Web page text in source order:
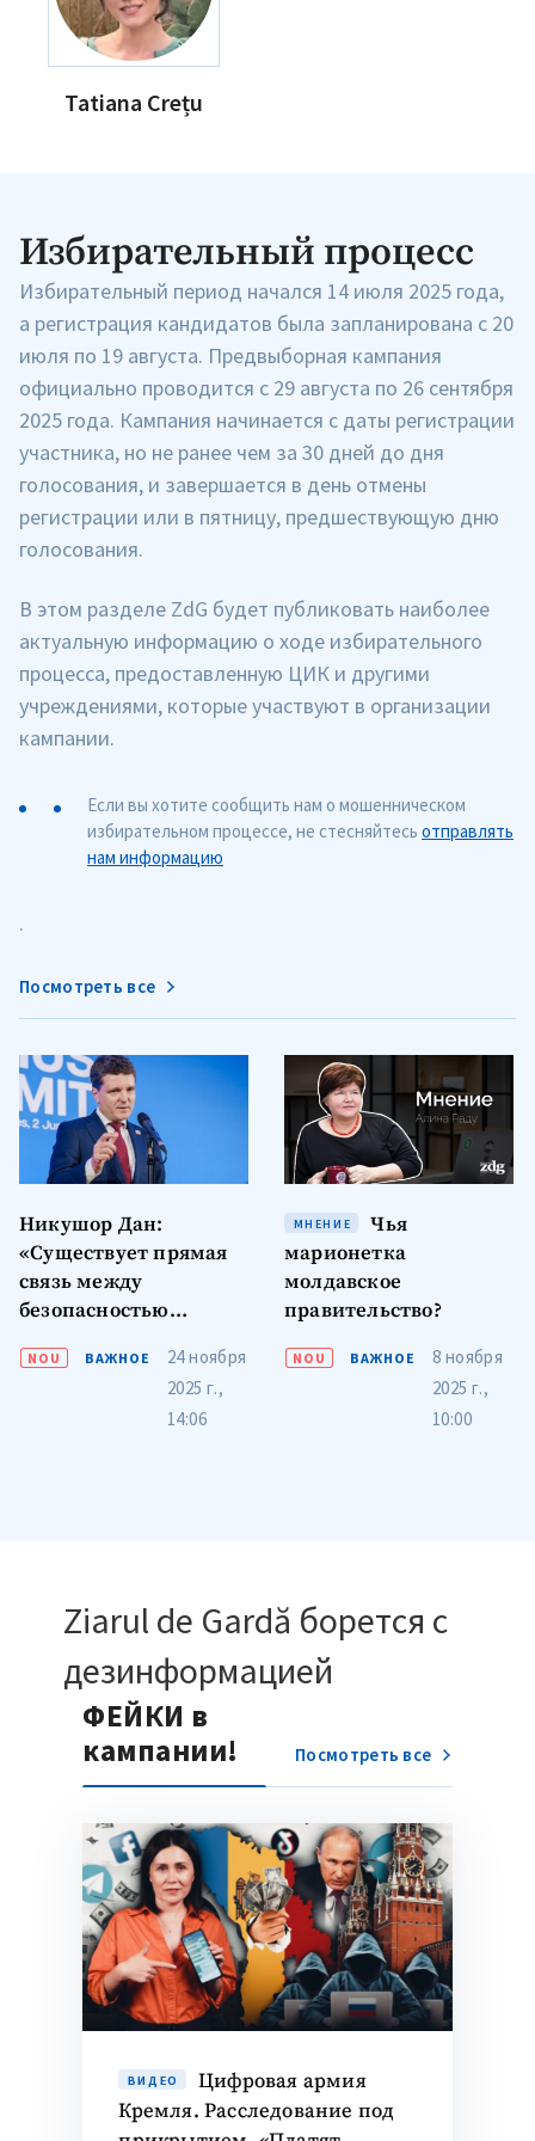
ПОДДЕРЖАТЬ
Tatiana Crețu
Избирательный процесс
Избирательный период начался 14 июля 2025 года,
а регистрация кандидатов была запланирована с 20
июля по 19 августа. Предвыборная кампания
официально проводится с 29 августа по 26 сентября
2025 года. Кампания начинается с даты регистрации
участника, но не ранее чем за 30 дней до дня
голосования, и завершается в день отмены
регистрации или в пятницу, предшествующую дню
голосования.
В этом разделе ZdG будет публиковать наиболее
актуальную информацию о ходе избирательного
процесса, предоставленную ЦИК и другими
учреждениями, которые участвуют в организации
кампании.
Если вы хотите сообщить нам о мошенническом
избирательном процессе, не стесняйтесь отправлять
нам информацию
.
Посмотреть все
Никушор Дан:
«Существует прямая
связь между
безопасностью
текущие мирные
переговоры должны
учитывать этот
NOU ВАЖНОЕ
24 ноября
2025 г.,
14:06
МНЕНИЕ
Чья
марионетка
молдавское
правительство?
NOU ВАЖНОЕ
8 ноября
2025 г.,
10:00
Ziarul de Gardă борется с
дезинформацией
ФЕЙКИ в
кампании!
Посмотреть все
ВИДЕО
Цифровая армия
Кремля. Расследование под
Текст новости
+ Добавить текст
новости
КОНТАКТНЫЙ ИСТОЧНИК
Электронная почта
Телефон
+ Личный телефон
сполитикой
конфиденциальности.